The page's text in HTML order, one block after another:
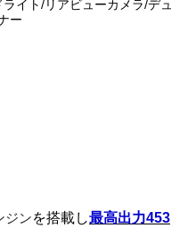
イト/リアビューカメラ/デュ
ー
ジンを搭載し最高出力453